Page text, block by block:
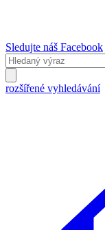
Sledujte náš Facebook
rozšířené vyhledávání